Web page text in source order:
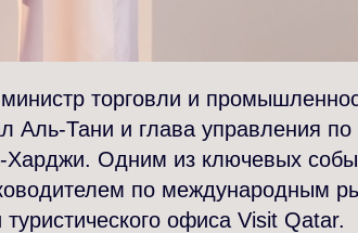
министр торговли и
Аль-Тани и глава управления по
Одним из ключевых
по международным
офиса Visit Qatar.